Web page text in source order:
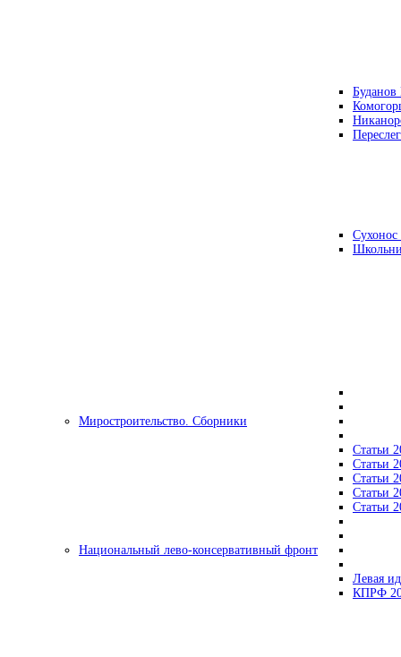
Буданов
Миростроительство. Сборники
Статьи
Статьи
Статьи
Статьи
Статьи
Национальный лево-консервативный фронт
Левая
КПРФ